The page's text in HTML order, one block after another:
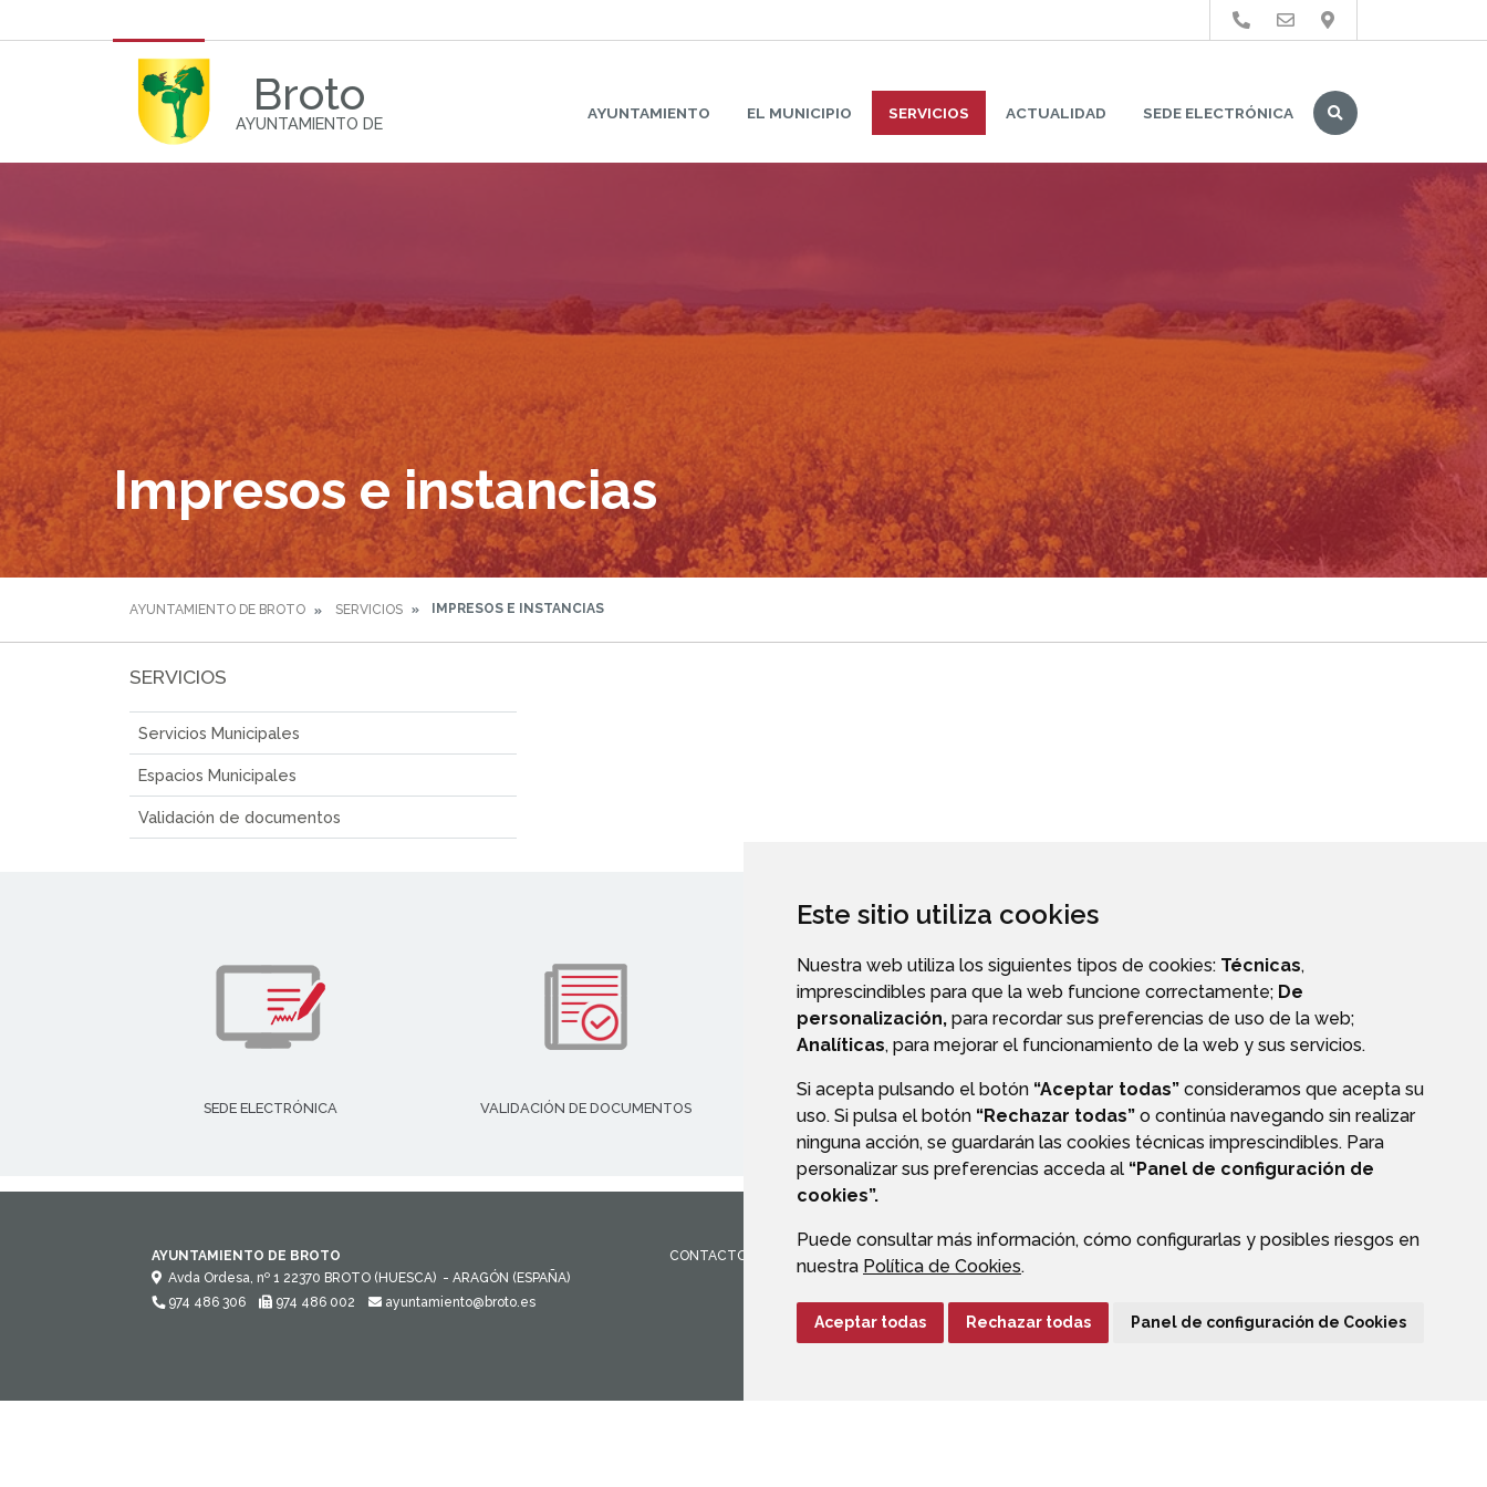
Este sitio utiliza cookies
Nuestra web utiliza los siguientes tipos de cookies: Técnicas,
imprescindibles para que la web funcione correctamente; De
personalización, para recordar sus preferencias de uso de la web;
Analíticas, para mejorar el funcionamiento de la web y sus servicios.
Si acepta pulsando el botón “Aceptar todas” consideramos que acepta su
uso. Si pulsa el botón “Rechazar todas” o continúa navegando sin realizar
ninguna acción, se guardarán las cookies técnicas imprescindibles. Para
personalizar sus preferencias acceda al “Panel de configuración de
cookies”.
Puede consultar más información, cómo configurarlas y posibles riesgos en
nuestra Política de Cookies.
Aceptar todas Rechazar todas Panel de configuración de Cookies
Broto
AYUNTAMIENTO DE
AYUNTAMIENTO EL MUNICIPIO SERVICIOS ACTUALIDAD SEDE ELECTRÓNICA
Buscar
Impresos e instancias
AYUNTAMIENTO DE BROTO SERVICIOS IMPRESOS E INSTANCIAS
SERVICIOS
Servicios Municipales
Espacios Municipales
Validación de documentos
SEDE ELECTRÓNICA VALIDACIÓN DE DOCUMENTOS TRANSPARENCIA PERFIL DEL CONTRATANTE
AYUNTAMIENTO DE BROTO
Avda Ordesa, nº 1 22370 BROTO (HUESCA) - ARAGÓN (ESPAÑA)
974 486 306
974 486 002 ayuntamiento@broto.es
CONTACTO ACCESIBILIDAD POLÍTICA DE COOKIES